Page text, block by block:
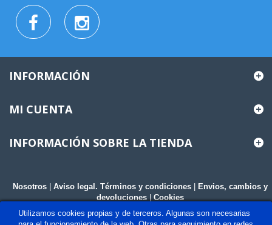
Utilizamos cookies propias y de terceros. Algunas son necesarias
INFORMACIÓN
MI CUENTA
INFORMACIÓN SOBRE LA TIENDA
Nosotros Aviso legal. Términos y condiciones
Envios, cambios y
devoluciones |Cookies